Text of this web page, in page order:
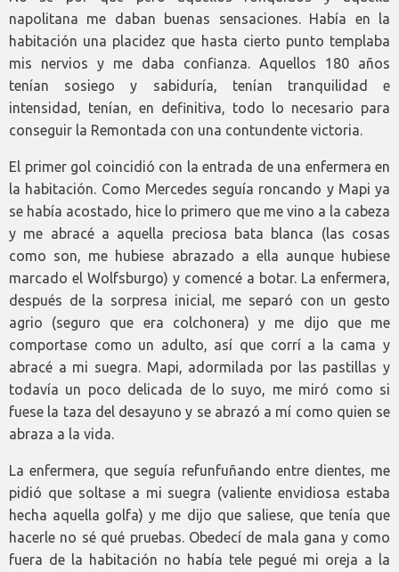
napolitana me daban buenas sensaciones. Había en la
habitación una placidez que hasta cierto punto templaba
mis nervios y me daba confianza. Aquellos 180 años
tenían sosiego y sabiduría, tenían tranquilidad e
intensidad, tenían, en definitiva, todo lo necesario para
conseguir la Remontada con una contundente victoria.
El primer gol coincidió con la entrada de una enfermera en
la habitación. Como Mercedes seguía roncando y Mapi ya
se había acostado, hice lo primero que me vino a la cabeza
y me abracé a aquella preciosa bata blanca (las cosas
como son, me hubiese abrazado a ella aunque hubiese
marcado el Wolfsburgo) y comencé a botar. La enfermera,
después de la sorpresa inicial, me separó con un gesto
agrio (seguro que era colchonera) y me dijo que me
comportase como un adulto, así que corrí a la cama y
abracé a mi suegra. Mapi, adormilada por las pastillas y
todavía un poco delicada de lo suyo, me miró como si
fuese la taza del desayuno y se abrazó a mí como quien se
abraza a la vida.
La enfermera, que seguía refunfuñando entre dientes, me
pidió que soltase a mi suegra (valiente envidiosa estaba
hecha aquella golfa) y me dijo que saliese, que tenía que
hacerle no sé qué pruebas. Obedecí de mala gana y como
fuera de la habitación no había tele pegué mi oreja a la